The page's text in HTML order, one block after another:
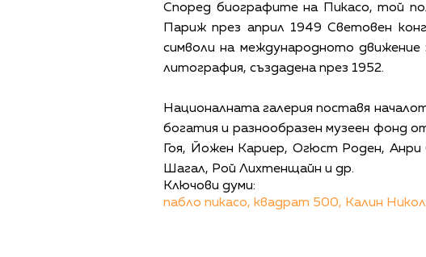
Според биографите на Пикасо, той
Париж през април 1949 Световен
символи на международното
литография, създадена през 1952.
Националната галерия поставя
богатия и разнообразен музеен фонд
Гоя, Йожен Кариер, Огюст Роден,
Шагал, Рой Лихтенщайн и др.
Ключови думи:
пабло пикасо, квадрат 500, Калин